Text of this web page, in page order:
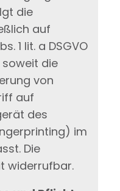
die
auf
1 lit. a DSGVO
soweit die
von
auf
des
im
Die
widerrufbar.